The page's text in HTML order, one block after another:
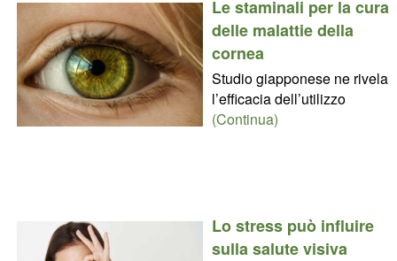
Le staminali per la cura
delle malattie della
cornea
Studio giapponese ne rivela
l’efficacia dell’utilizzo
(Continua)
Lo stress può influire
sulla salute visiva